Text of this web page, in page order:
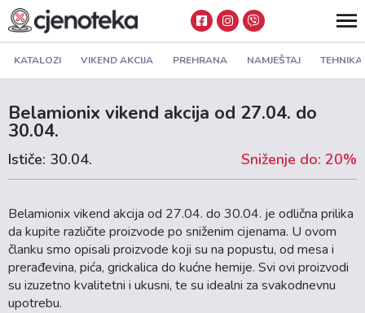
KATALOZI VIKEND AKCIJA PREHRANA NAMJEŠTAJ TEHNIKA
Belamionix vikend akcija od 27.04. do
30.04.
Ističe: 30.04. Sniženje do: 20%
Belamionix vikend akcija od 27.04. do 30.04. je odlična prilika
da kupite različite proizvode po sniženim cijenama. U ovom
članku smo opisali proizvode koji su na popustu, od mesa i
prerađevina, pića, grickalica do kućne hemije. Svi ovi proizvodi
su izuzetno kvalitetni i ukusni, te su idealni za svakodnevnu
upotrebu.